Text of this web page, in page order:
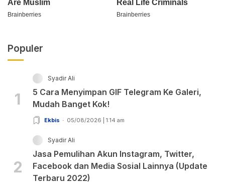
Populer
1
Syadir Ali
5 Cara Menyimpan GIF Telegram Ke Galeri,
Mudah Banget Kok!
Ekbis 05/08/2026 | 1:14 am
2
Syadir Ali
Jasa Pemulihan Akun Instagram, Twitter,
Facebook dan Media Sosial Lainnya (Update
Terbaru 2022)